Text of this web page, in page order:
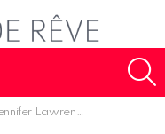
Lawrence taille poids mensurations silhouette Fiche physique de rêve